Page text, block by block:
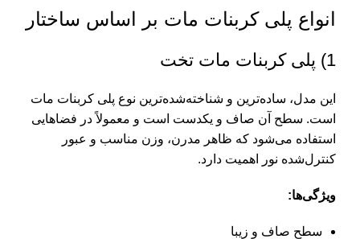
انواع پلی کربنات مات بر اساس ساختار
1) پلی کربنات مات تخت
این مدل، ساده‌ترین و شناخته‌شده‌ترین نوع پلی کربنات مات
است. سطح آن صاف و یکدست است و معمولاً در فضاهایی
استفاده می‌شود که ظاهر مدرن، وزن مناسب و عبور
کنترل‌شده نور اهمیت دارد.
ویژگی‌ها:
سطح صاف و زیبا